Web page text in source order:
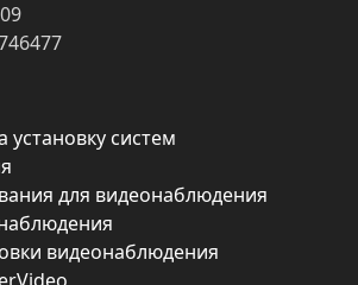
установку систем
для видеонаблюдения
видеонаблюдения